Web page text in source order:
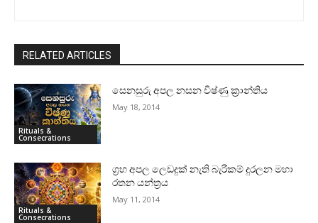
RELATED ARTICLES
Rituals &
Consecrations
සෙනසුරු අපල නසන විෂ්ණු ක්‍රාන්තිය
May 18, 2014
Rituals &
Consecrations
ග්‍රහ අපල ලෙඩදුක්‌ නැති බැරිකම් දුරලන මහා
රතන යන්ත්‍රය
May 11, 2014